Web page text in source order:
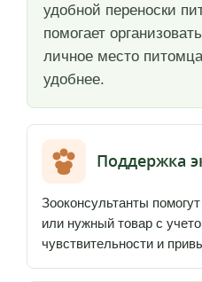
удобной переноски
помогает
личное место
удобнее.
Поддержка
Зооконсультанты
или нужный товар с
чувствительности и